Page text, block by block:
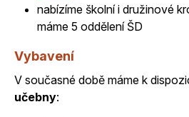
nabízíme školní i družinové
máme 5 oddělení ŠD
Vybavení
V současné době máme k
učebny: